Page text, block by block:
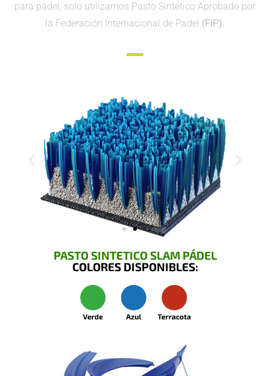
para pádel, solo utilizamos Pasto Sintético Aprobado por
la Federación Internacional de Padel (FIP).
PASTO SINTETICO SLAM PÁDEL
COLORES DISPONIBLES: